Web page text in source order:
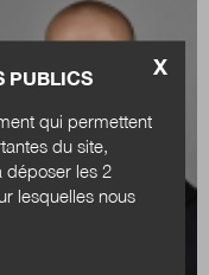
X
PUBLICS
qui permettent
du site,
déposer les 2
lesquelles nous